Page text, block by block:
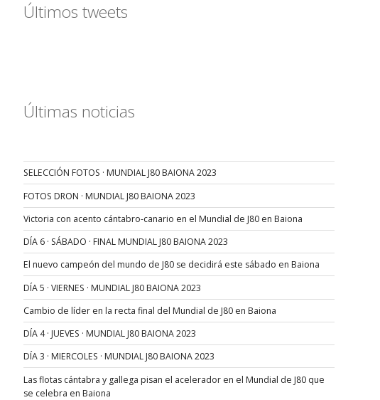
Últimos tweets
Últimas noticias
SELECCIÓN FOTOS · MUNDIAL J80 BAIONA 2023
FOTOS DRON · MUNDIAL J80 BAIONA 2023
Victoria con acento cántabro-canario en el Mundial de J80 en Baiona
DÍA 6 · SÁBADO · FINAL MUNDIAL J80 BAIONA 2023
El nuevo campeón del mundo de J80 se decidirá este sábado en Baiona
DÍA 5 · VIERNES · MUNDIAL J80 BAIONA 2023
Cambio de líder en la recta final del Mundial de J80 en Baiona
DÍA 4 · JUEVES · MUNDIAL J80 BAIONA 2023
DÍA 3 · MIERCOLES · MUNDIAL J80 BAIONA 2023
Las flotas cántabra y gallega pisan el acelerador en el Mundial de J80 que
se celebra en Baiona